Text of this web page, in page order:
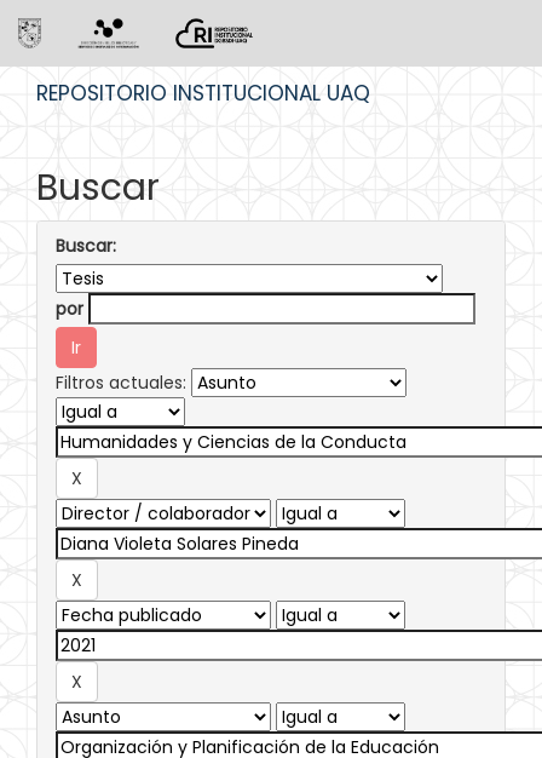
REPOSITORIO INSTITUCIONAL UAQ
Buscar
Buscar:
por
Filtros actuales: